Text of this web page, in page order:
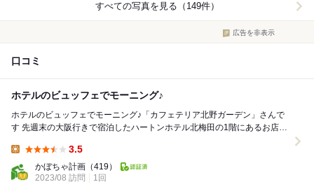
すべての写真を見る（149件）
広告を非表示
口コミ
ホテルのビュッフェでモーニング♪
ホテルのビュッフェでモーニング♪「カフェテリア北野ガーデン」さんで
す 先週末の大阪行きで宿泊したハートンホテル北梅田の1階にあるお店
3.5
かぼちゃ計画 （419）
2023/08 訪問
1回